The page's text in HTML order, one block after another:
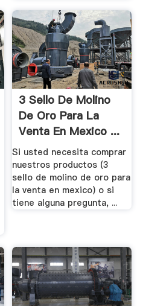
3 Sello De Molino
De Oro Para La
Venta En Mexico ...
Si usted necesita comprar
nuestros productos (3
sello de molino de oro para
la venta en mexico) o si
tiene alguna pregunta, ...